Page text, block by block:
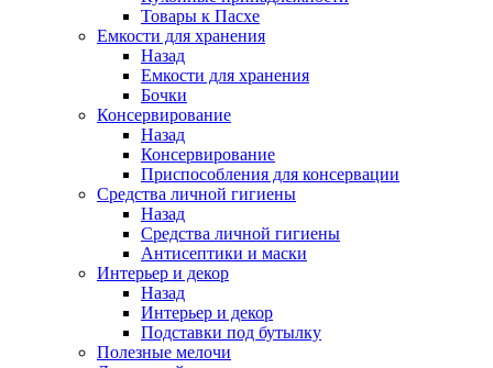
Товары к Пасхе
Емкости для хранения
Назад
Емкости для хранения
Бочки
Консервирование
Назад
Консервирование
Приспособления для консервации
Средства личной гигиены
Назад
Средства личной гигиены
Антисептики и маски
Интерьер и декор
Назад
Интерьер и декор
Подставки под бутылку
Полезные мелочи